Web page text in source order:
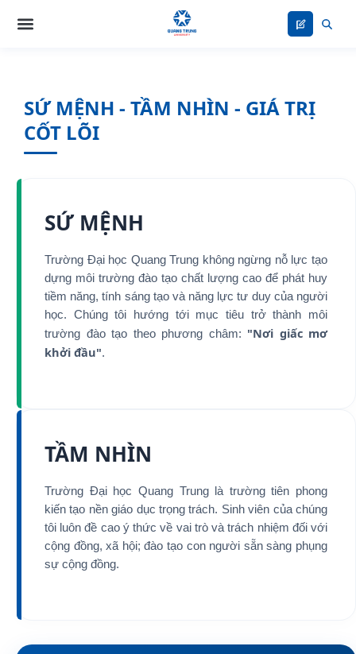
SỨ MỆNH - TẦM NHÌN - GIÁ TRỊ
CỐT LÕI
SỨ MỆNH
Trường Đại học Quang Trung không ngừng nỗ lực tạo
dựng môi trường đào tạo chất lượng cao để phát huy
tiềm năng, tính sáng tạo và năng lực tư duy của người
học. Chúng tôi hướng tới mục tiêu trở thành môi
trường đào tạo theo phương châm: "Nơi giấc mơ
khởi đầu".
TẦM NHÌN
Trường Đại học Quang Trung là trường tiên phong
kiến tạo nền giáo dục trọng trách. Sinh viên của chúng
tôi luôn đề cao ý thức về vai trò và trách nhiệm đối với
cộng đồng, xã hội; đào tạo con người sẵn sàng phụng
sự cộng đồng.